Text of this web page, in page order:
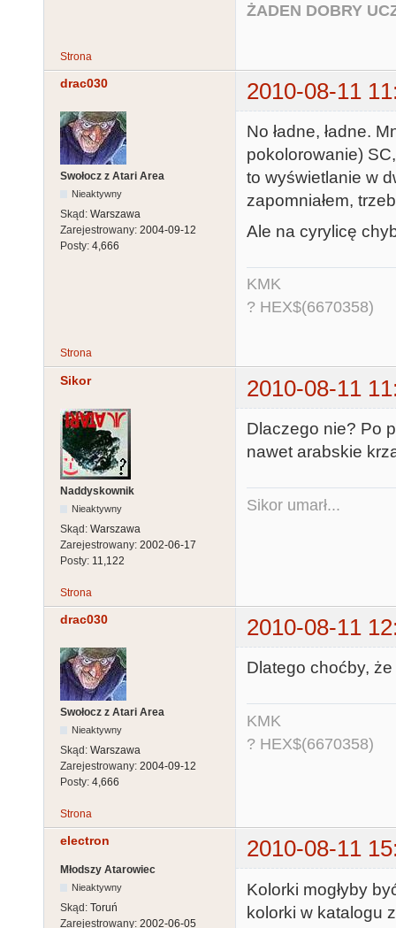
ŻADEN DOBRY
Strona
drac030 2010-08-11
Swołocz z Atari Area
Nieaktywny
Skąd: Warszawa
Zarejestrowany: 2004-09-12
Posty: 4,666
No ładne, ładne.
pokolorowanie)
to wyświetlanie w
zapomniałem,
Ale na cyrylicę
KMK
? HEX$(6670358)
Strona
Sikor 2010-08-11
Naddyskownik
Nieaktywny
Skąd: Warszawa
Zarejestrowany: 2002-06-17
Posty: 11,122
Dlaczego nie? Po
nawet arabskie
Sikor umarł...
Strona
drac030 2010-08-11
Swołocz z Atari Area
Nieaktywny
Skąd: Warszawa
Zarejestrowany: 2004-09-12
Posty: 4,666
Dlatego choćby,
KMK
? HEX$(6670358)
Strona
electron 2010-08-11
Młodszy Atarowiec
Nieaktywny
Skąd: Toruń
Zarejestrowany: 2002-06-05
Kolorki mogłyby
kolorki w katalogu